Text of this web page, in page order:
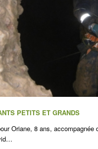
PETITS ET GRANDS
Oriane, 8 ans,